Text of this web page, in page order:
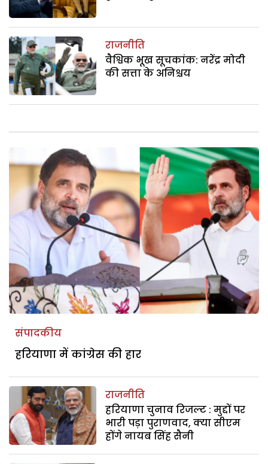
राजनीति
वैश्विक भूख सूचकांक: नरेंद्र मोदी
की सत्ता के अनिश्चय
संपादकीय
हरियाणा में कांग्रेस की हार
राजनीति
हरियाणा चुनाव रिजल्ट : मुद्दों पर
भारी पड़ा पुराणवाद, क्या सीएम
होंगे नायब सिंह सैनी